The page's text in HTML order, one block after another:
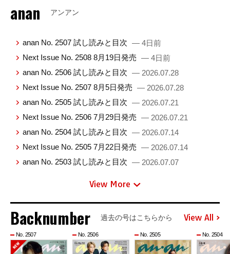
anan アンアン
anan No. 2507 試し読みと目次 — 4日前
Next Issue No. 2508 8月19日発売 — 4日前
anan No. 2506 試し読みと目次 — 2026.07.28
Next Issue No. 2507 8月5日発売 — 2026.07.28
anan No. 2505 試し読みと目次 — 2026.07.21
Next Issue No. 2506 7月29日発売 — 2026.07.21
anan No. 2504 試し読みと目次 — 2026.07.14
Next Issue No. 2505 7月22日発売 — 2026.07.14
anan No. 2503 試し読みと目次 — 2026.07.07
View More
Backnumber 過去の号はこちらから View All
No. 2507 No. 2506 No. 2505 No. 2504